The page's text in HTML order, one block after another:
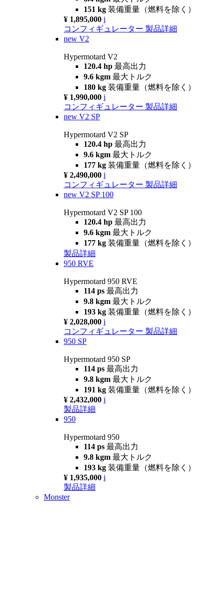
151 kg 装備重量（燃料を除く）
¥ 1,895,000 i
コンフィギュレーター 製品詳細
new V2
Hypermotard V2
120.4 hp 最高出力
9.6 kgm 最大トルク
180 kg 装備重量（燃料を除く）
¥ 1,990,000 i
コンフィギュレーター 製品詳細
new V2 SP
Hypermotard V2 SP
120.4 hp 最高出力
9.6 kgm 最大トルク
177 kg 装備重量（燃料を除く）
¥ 2,490,000 i
コンフィギュレーター 製品詳細
new V2 SP 100
Hypermotard V2 SP 100
120.4 hp 最高出力
9.6 kgm 最大トルク
177 kg 装備重量（燃料を除く）
製品詳細
950 RVE
Hypermotard 950 RVE
114 ps 最高出力
9.8 kgm 最大トルク
193 kg 装備重量（燃料を除く）
¥ 2,028,000 i
コンフィギュレーター 製品詳細
950 SP
Hypermotard 950 SP
114 ps 最高出力
9.8 kgm 最大トルク
191 kg 装備重量（燃料を除く）
¥ 2,432,000 i
製品詳細
950
Hypermotard 950
114 ps 最高出力
9.8 kgm 最大トルク
193 kg 装備重量（燃料を除く）
¥ 1,935,000 i
製品詳細
Monster